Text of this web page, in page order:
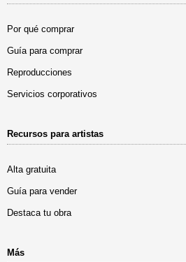
Por qué comprar
Guía para comprar
Reproducciones
Servicios corporativos
Recursos para artistas
Alta gratuita
Guía para vender
Destaca tu obra
Más